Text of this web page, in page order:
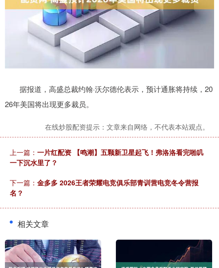
据报道，高盛总裁约翰·沃尔德伦表示，预计通胀将持续，20
26年美国将出现更多裁员。
在线炒股配资提示：文章来自网络，不代表本站观点。
上一篇： 一片红配资 【鸣潮】五颗新卫星起飞！弗洛洛看完啪叽
一下沉水里了？
下一篇： 金多多 2026王者荣耀电竞俱乐部青训营电竞冬令营报
名？
相关文章